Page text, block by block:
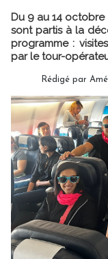
Du 9 au 14 octobre
sont partis à la
programme :
par le tour-
Rédigé par